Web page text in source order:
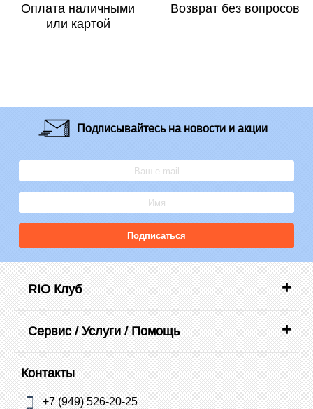
Оплата наличными
или картой
Возврат без вопросов
Подписывайтесьна новости и акции
Подписаться
RIO Клуб
Сервис / Услуги / Помощь
Контакты
+7 (949) 526-20-25